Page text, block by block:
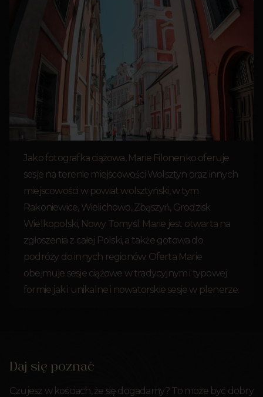
Jako fotografka ciążowa, Marie Filonenko oferuje
sesje na terenie miejscowości Wolsztyn oraz innych
miejscowości w powiat wolsztyński, w tym
Rakoniewice, Wielichowo, Zbąszyń, Grodzisk
Wielkopolski, Nowy Tomyśl. Marie jest otwarta na
zgłoszenia z całej Polski, a także gotowa do
podróży do innych regionów. Oferta Marie
obejmuje sesje ciążowe w tradycyjnym i typowej
formie jak i unikalne i nowatorskie sesje w plenerze.
Daj się poznać
Czujesz w kościach, że się dogadamy? To może być dobry